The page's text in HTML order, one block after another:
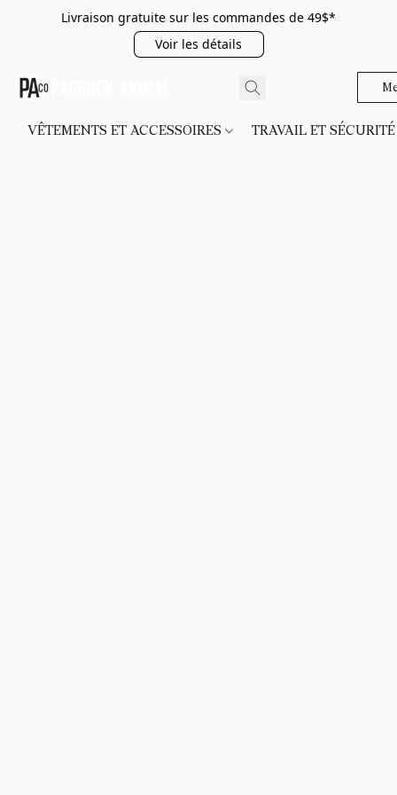
Livraison gratuite sur les commandes de 49$*
Voir les détails
VÊTEMENTS ET ACCESSOIRES TRAVAIL ET